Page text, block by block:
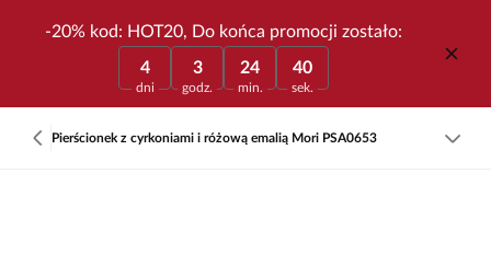
-20% kod: HOT20, Do końca promocji zostało:
4
dni
3
godz.
24
min.
40
sek.
Pierścionek z cyrkoniami i różową emalią Mori PSA0653